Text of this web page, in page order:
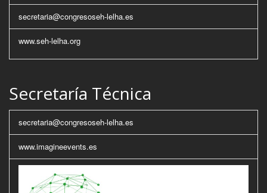
secretaria@congresoseh-lelha.es
www.seh-lelha.org
Secretaría Técnica
secretaria@congresoseh-lelha.es
www.imagineevents.es